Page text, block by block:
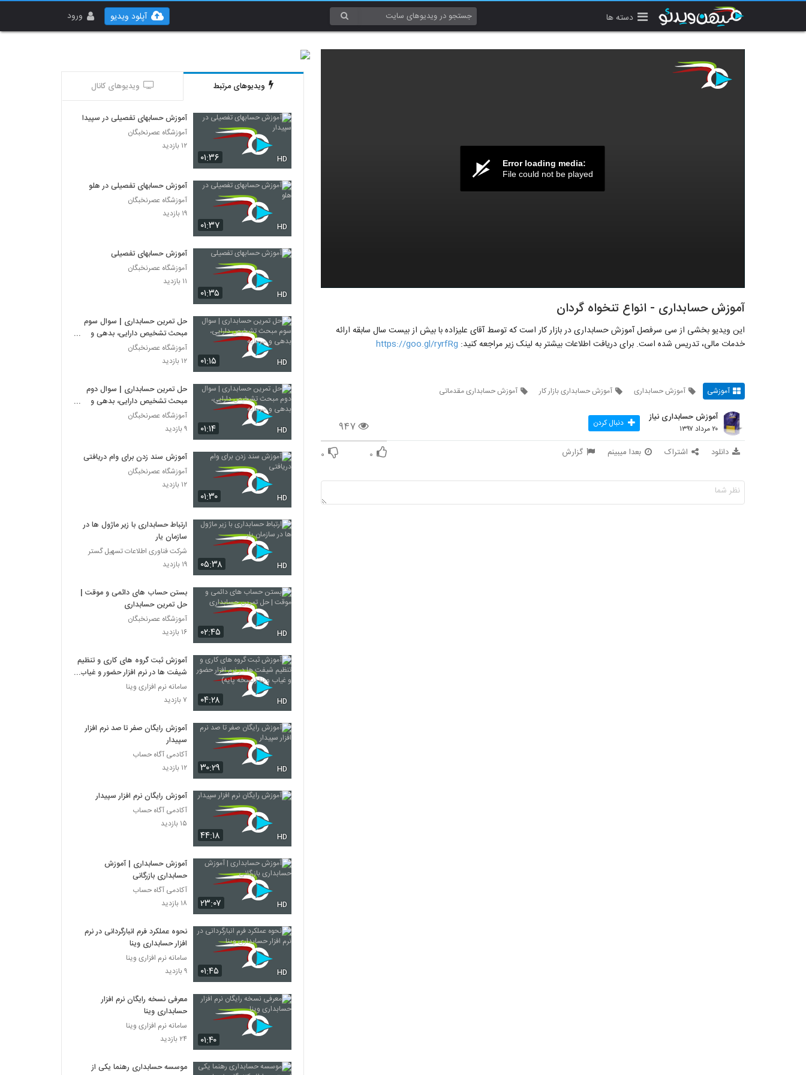
دسته ها ورود آپلود ویدیو
Error loading media:
File could not be played
آموزش حسابداری - انواع تنخواه گردان
این ویدیو بخشی از سی سرفصل آموزش حسابداری در بازار کار است که توسط آقای علیزاده با بیش از بیست سال سابقه ارائه
خدمات مالی، تدریس شده است. برای دریافت اطلاعات بیشتر به لینک زیر مراجعه کنید: https://goo.gl/ryrfRg
آموزشی آموزش حسابداری آموزش حسابداری بازار کار آموزش حسابداری مقدماتی
۹۴۷
آموزش حسابداری نیاز
۲۰ مرداد ۱۳۹۷ دنبال کردن
دانلود اشتراک بعدا میبینم گزارش ۰ ۰
ویدیوهای مرتبط ویدیوهای کانال
۰۱:۳۶ HD
آموزش حسابهای تفصیلی در سپیدار
آموزشگاه عصرنخبگان
۱۲ بازدید
۰۱:۳۷ HD
آموزش حسابهای تفصیلی در هلو
آموزشگاه عصرنخبگان
۱۹ بازدید
۰۱:۳۵ HD
آموزش حسابهای تفصیلی
آموزشگاه عصرنخبگان
۱۱ بازدید
۰۱:۱۵ HD
حل تمرین حسابداری | سوال سوم
مبحث تشخیص دارایی، بدهی و
سرمایه
آموزشگاه عصرنخبگان
۱۲ بازدید
۰۱:۱۴ HD
حل تمرین حسابداری | سوال دوم
مبحث تشخیص دارایی، بدهی و
سرمایه
آموزشگاه عصرنخبگان
۹ بازدید
۰۱:۳۰ HD
آموزش سند زدن برای وام دریافتی
آموزشگاه عصرنخبگان
۱۲ بازدید
۰۵:۳۸ HD
ارتباط حسابداری با زیر ماژول ها در
سازمان یار
شرکت فناوری اطلاعات تسهیل گستر
۱۹ بازدید
۰۲:۴۵ HD
بستن حساب های دائمی و موقت |
حل تمرین حسابداری
آموزشگاه عصرنخبگان
۱۶ بازدید
۰۴:۲۸ HD
آموزش ثبت گروه های کاری و تنظیم
شیفت ها در نرم افزار حضور و غیاب
وینا (نسخه پایه)
سامانه نرم افزاری وینا
۷ بازدید
۳۰:۲۹ HD
آموزش رایگان صفر تا صد نرم افزار
سپیدار
آکادمی آگاه حساب
۱۲ بازدید
۴۴:۱۸ HD
آموزش رایگان نرم افزار سپیدار
آکادمی آگاه حساب
۱۵ بازدید
۲۳:۰۷ HD
آموزش حسابداری | آموزش
حسابداری بازرگانی
آکادمی آگاه حساب
۱۸ بازدید
۰۱:۴۵ HD
نحوه عملکرد فرم انبارگردانی در نرم
افزار حسابداری وینا
سامانه نرم افزاری وینا
۹ بازدید
۰۱:۴۰
معرفی نسخه رایگان نرم افزار
حسابداری وینا
سامانه نرم افزاری وینا
۲۴ بازدید
موسسه حسابداری رهنما یکی از